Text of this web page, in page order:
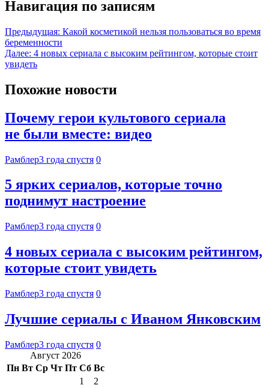
Навигация по записям
Предыдущая: Какой косметикой нельзя пользоваться во время
беременности
Далее: 4 новых сериала с высоким рейтингом, которые стоит
увидеть
Похожие новости
Почему герои культового сериала
не были вместе: видео
Рамблер3 года спустя 0
5 ярких сериалов, которые точно
поднимут настроение
Рамблер3 года спустя 0
4 новых сериала с высоким рейтингом,
которые стоит увидеть
Рамблер3 года спустя 0
Лучшие сериалы с Иваном Янковским
Рамблер3 года спустя 0
Август 2026
Пн Вт Ср Чт Пт Сб Вс
1
2